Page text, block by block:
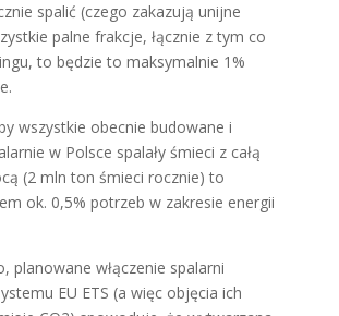
spalić (czego zakazują unijne
palne frakcje, łącznie z tym co
to będzie to maksymalnie 1%
wszystkie obecnie budowane i
w Polsce spalały śmieci z całą
(2 mln ton śmieci rocznie) to
ok. 0,5% potrzeb w zakresie energii
planowane włączenie spalarni
EU ETS (a więc objęcia ich